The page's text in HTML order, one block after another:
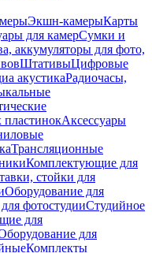
Экшн-камерыКарты
для камерСумки и
аккумуляторы для фото,
ШтативыЦифровые
акустикаРадиочасы,
Аксессуары
Трансляционные
Комплектующие для
стойки для
Оборудование для
фотостудииСтудийное
для
для
Комплекты